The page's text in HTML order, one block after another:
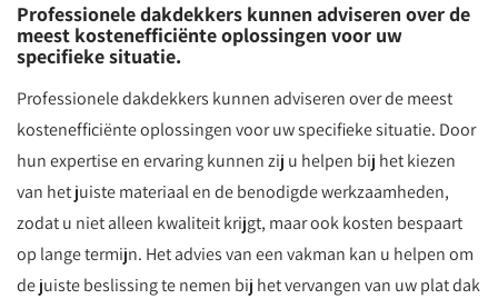
Professionele dakdekkers kunnen adviseren over de
meest kostenefficiënte oplossingen voor uw
specifieke situatie.
Professionele dakdekkers kunnen adviseren over de meest
kostenefficiënte oplossingen voor uw specifieke situatie. Door
hun expertise en ervaring kunnen zij u helpen bij het kiezen
van het juiste materiaal en de benodigde werkzaamheden,
zodat u niet alleen kwaliteit krijgt, maar ook kosten bespaart
op lange termijn. Het advies van een vakman kan u helpen om
de juiste beslissing te nemen bij het vervangen van uw plat dak